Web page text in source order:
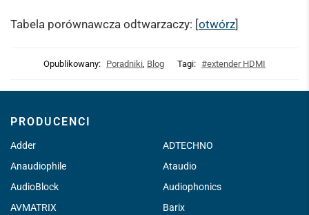
Tabela porównawcza odtwarzaczy: [otwórz]
Opublikowany: Poradniki Blog Tagi: #extender HDMI
PRODUCENCI
Adder
ADTECHNO
Anaudiophile
Ataudio
AudioBlock
Audiophonics
AVMATRIX
Barix